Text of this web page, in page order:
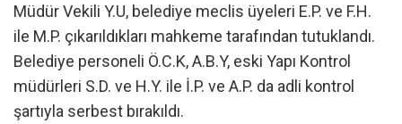
Müdür Vekili Y.U, belediye meclis üyeleri E.P. ve F.H.
ile M.P. çıkarıldıkları mahkeme tarafından tutuklandı.
Belediye personeli Ö.C.K, A.B.Y, eski Yapı Kontrol
müdürleri S.D. ve H.Y. ile İ.P. ve A.P. da adli kontrol
şartıyla serbest bırakıldı.